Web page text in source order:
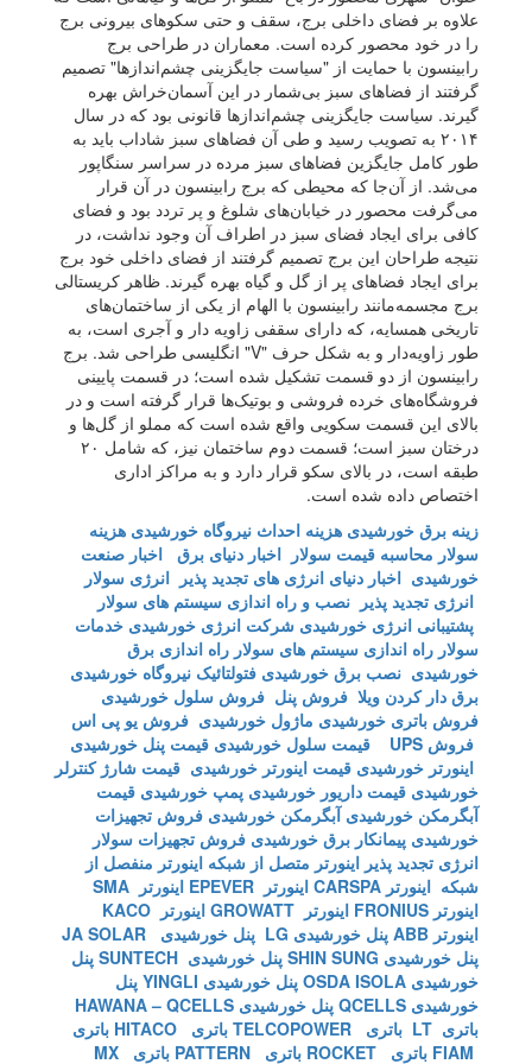
علاوه بر فضای داخلی برج، سقف و حتی سکوهای بیرونی برج
را در خود محصور کرده است. معماران در طراحی برج
رابینسون با حمایت از "سیاست جایگزینی چشم‌اندازها" تصمیم
گرفتند از فضاهای سبز بی‌شمار در این آسمان‌خراش بهره
گیرند. سیاست جایگزینی چشم‌اندازها قانونی بود که در سال
۲۰۱۴ به تصویب رسید و طی آن فضاهای سبز شاداب باید به
طور کامل جایگزین فضاهای سبز مرده در سراسر سنگاپور
می‌شد. از آن‌جا که محیطی که برج رابینسون در آن قرار
می‌گرفت محصور در خیابان‌های شلوغ و پر تردد بود و فضای
کافی برای ایجاد فضای سبز در اطراف آن وجود نداشت، در
نتیجه طراحان این برج تصمیم گرفتند از فضای داخلی خود برج
برای ایجاد فضاهای پر از گل و گیاه بهره گیرند. ظاهر کریستالی
برج مجسمه‌مانند رابینسون با الهام از یکی از ساختمان‌های
تاریخی همسایه، که دارای سقفی زاویه دار و آجری است، به
طور زاویه‌دار و به شکل حرف "V" انگلیسی طراحی شد. برج
رابینسون از دو قسمت تشکیل شده است؛ در قسمت پایینی
فروشگاه‌های خرده فروشی و بوتیک‌ها قرار گرفته است و در
بالای این قسمت سکویی واقع شده است که مملو از گل‌ها و
درختان سبز است؛ قسمت دوم ساختمان نیز، که شامل ۲۰
طبقه است، در بالای سکو قرار دارد و به مراکز اداری
اختصاص داده شده است.
زینه برق خورشیدی هزینه احداث نیروگاه خورشیدی هزینه
سولار محاسبه قیمت سولار اخبار دنیای برق اخبار صنعت
خورشیدی اخبار دنیای انرژی های تجدید پذیر انرژی سولار
انرژی تجدید پذیر نصب و راه اندازی سیستم های سولار
پشتیبانی انرژی خورشیدی شرکت انرژی خورشیدی خدمات
سولار راه اندازی سیستم های سولار راه اندازی برق
خورشیدی نصب برق خورشیدی فتولتائیک نیروگاه خورشیدی
برق دار کردن ویلا فروش پنل فروش سلول خورشیدی
فروش باتری خورشیدی ماژول خورشیدی فروش یو پی اس
فروش UPS
قیمت سلول خورشیدی قیمت پنل خورشیدی
اینورتر خورشیدی قیمت اینورتر خورشیدی قیمت شارژ کنترلر
خورشیدی قیمت داریور خورشیدی پمپ خورشیدی قیمت
آبگرمکن خورشیدی آبگرمکن خورشیدی فروش تجهیزات
خورشیدی پیمانکار برق خورشیدی فروش تجهیزات سولار
انرژی تجدید پذیر اینورتر متصل از شبکه اینورتر منفصل از
شبکه اینورتر CARSPA اینورتر EPEVER
اینورتر SMA
اینورتر FRONIUS
اینورتر GROWATT
اینورتر KACO
اینورتر ABB
پنل خورشیدی LG
پنل خورشیدی JA SOLAR
پنل خورشیدی SHIN SUNG
پنل خورشیدی SUNTECH
پنل
خورشیدی OSDA ISOLA
پنل خورشیدی YINGLI
پنل
خورشیدی QCELLS
پنل خورشیدی HAWANA – QCELLS
باتری LT
باتری TELCOPOWER باتری HITACO
باتری
باتری ROCKET باتری PATTERN باتری MX